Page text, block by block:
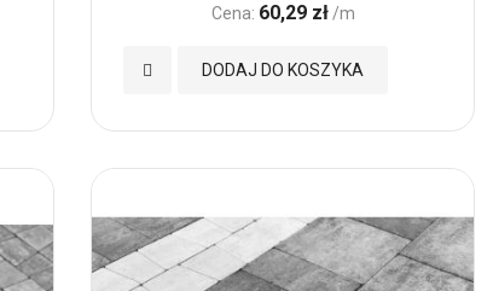
Cena: 60,29 zł /m
DODAJ DO KOSZYKA
Dodaj
Ulubionych